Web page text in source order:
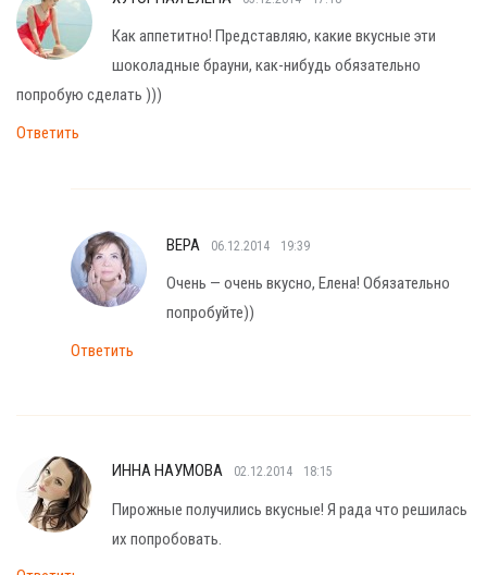
Как аппетитно! Представляю, какие вкусные эти
шоколадные брауни, как-нибудь обязательно
попробую сделать )))
Ответить
ВЕРА 06.12.2014 19:39
Очень — очень вкусно, Елена! Обязательно
попробуйте))
Ответить
ИННА НАУМОВА 02.12.2014 18:15
Пирожные получились вкусные! Я рада что решилась
их попробовать.